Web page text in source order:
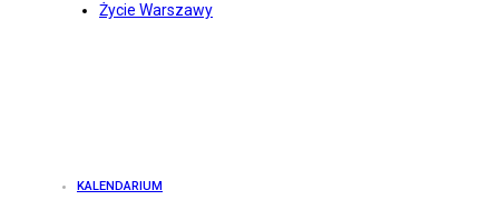
Życie Warszawy
KALENDARIUM